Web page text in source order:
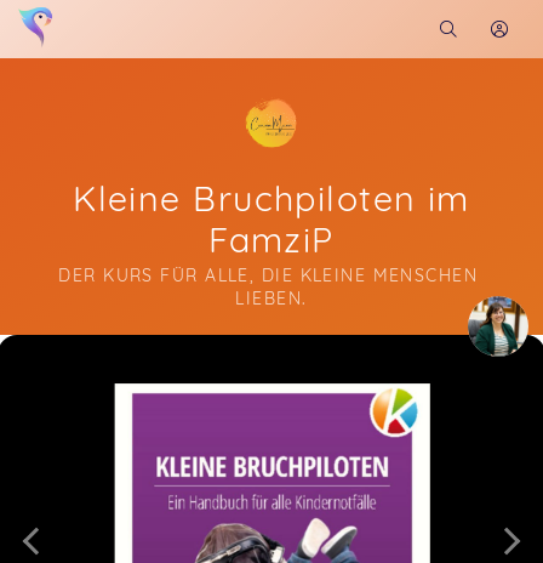
Kleine Bruchpiloten im
FamziP
DER KURS FÜR ALLE, DIE KLEINE MENSCHEN
LIEBEN.